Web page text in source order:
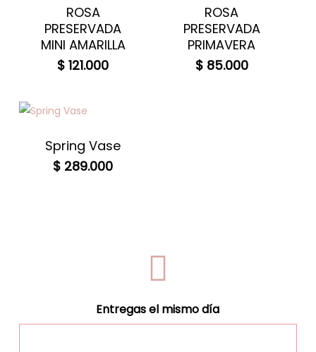
ROSA
PRESERVADA
MINI AMARILLA
$ 121.000
ROSA
PRESERVADA
PRIMAVERA
$85.000
Spring Vase
$ 289.000
Entregas el mismo día